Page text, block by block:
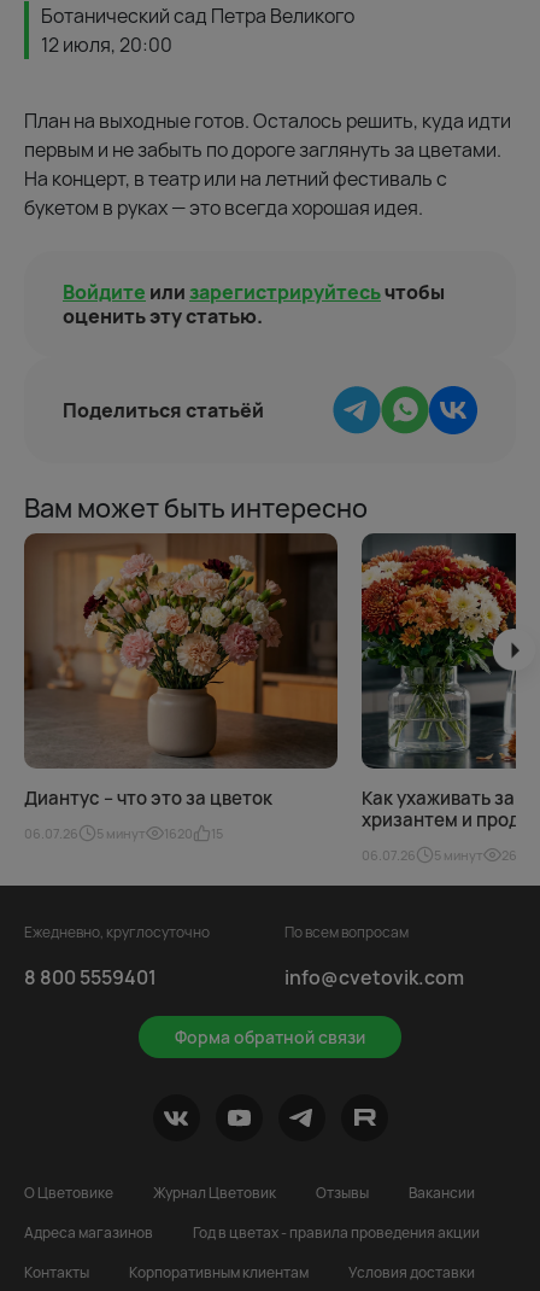
Ботанический сад Петра Великого
12 июля, 20:00
План на выходные готов. Осталось решить, куда идти
первым и не забыть по дороге заглянуть за цветами.
На концерт, в театр или на летний фестиваль с
букетом в руках — это всегда хорошая идея.
Войдите илизарегистрируйтесьчтобы
оценить эту статью.
Поделиться статьёй
Вам может быть интересно
Диантус – что это за цветок
06.07.26 5 минут 1620 15
Как ухаживать за
хризантем и
06.07.26 5 минут 266
Ежедневно, круглосуточно
8 800 5559401
Форма обратной связи
По всем вопросам
info@cvetovik.com
О Цветовике Журнал Цветовик Отзывы
Вакансии
Адреса магазинов
Год в цветах - правила проведения акции
Контакты
Корпоративным клиентам
Условия доставки